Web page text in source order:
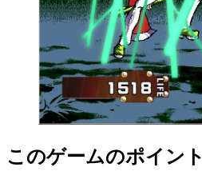
このゲームのポイント